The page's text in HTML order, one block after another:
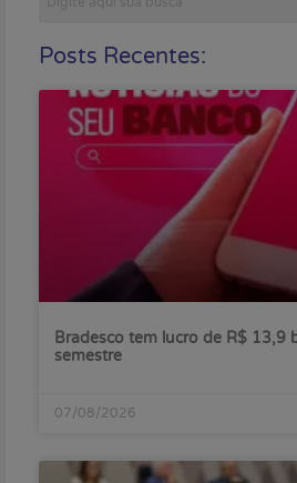
Posts Recentes:
Bradesco tem lucro de R$ 13,9
semestre
07/08/2026